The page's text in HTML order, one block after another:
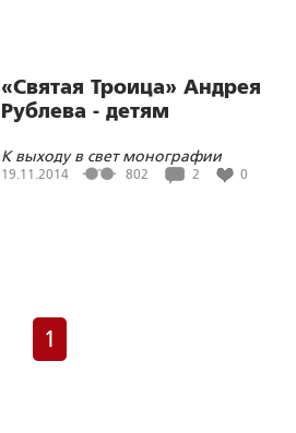
«Святая Троица» Андрея
Рублева - детям
К выходу в свет монографии
«Религиозно-культурологические
19.11.2014 802 2 0
1